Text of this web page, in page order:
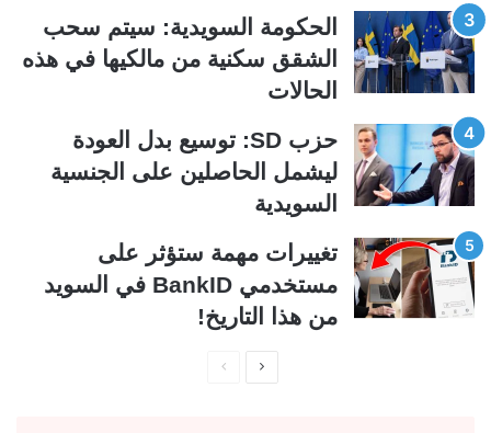
الحكومة السويدية: سيتم سحب
الشقق سكنية من مالكيها في هذه
الحالات
حزب SD: توسيع بدل العودة
ليشمل الحاصلين على الجنسية
السويدية
تغييرات مهمة ستؤثر على
مستخدمي BankID في السويد
من هذا التاريخ!